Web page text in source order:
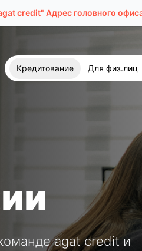
credit" Адрес головного
Кредитование Для физ.лиц
agat credit и